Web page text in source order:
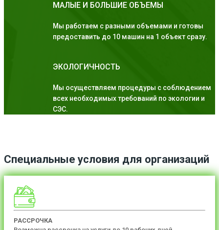
МАЛЫЕ И БОЛЬШИЕ ОБЪЕМЫ
Мы работаем с разными объемами и готовы
предоставить до 10 машин на 1 объект сразу.
ЭКОЛОГИЧНОСТЬ
Мы осуществляем процедуры с соблюдением
всех необходимых требований по экологии и
СЭС.
Специальные условия для организаций
РАССРОЧКА